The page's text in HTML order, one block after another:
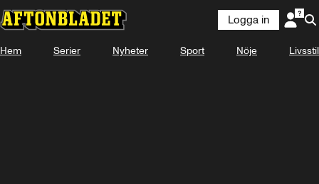
Logga in
Hem Serier Nyheter Sport Nöje Livsstil